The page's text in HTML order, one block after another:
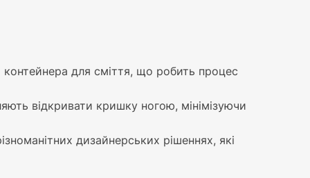
контейнера для сміття, що робить процес
відкривати кришку ногою, мінімізуючи
дизайнерських рішеннях, які